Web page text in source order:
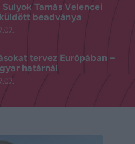
Tamás Velencei
beadványa
tervez Európában –
határnál